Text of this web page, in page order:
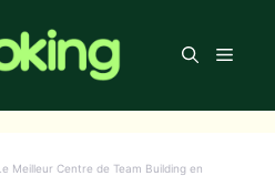
Menu
Meilleur Centre de Team Building en